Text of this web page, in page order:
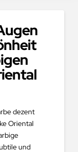
dezent
Oriental
und